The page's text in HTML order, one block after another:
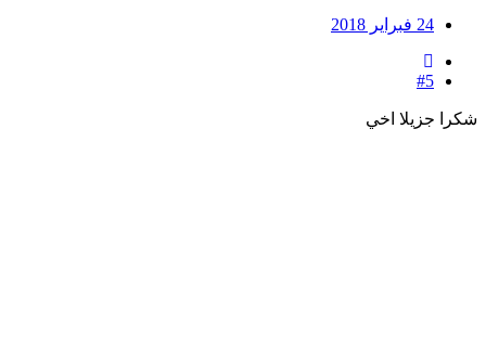
24 فبراير 2018
#5
شكرا جزيلا اخي